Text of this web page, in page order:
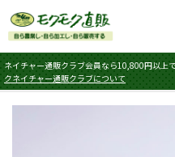
ネイチャー通販クラブ会員なら10,800円以上
クネイチャー通販クラブについて